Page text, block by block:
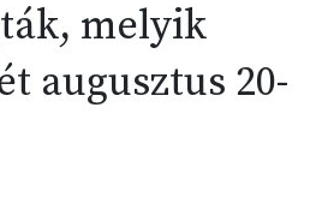
melyik
augusztus 20-